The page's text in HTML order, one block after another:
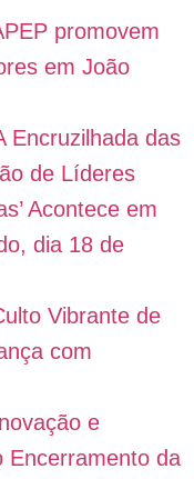
promovem
em João
Encruzilhada das
de Líderes
Acontece em
dia 18 de
Vibrante de
com
e
Encerramento da